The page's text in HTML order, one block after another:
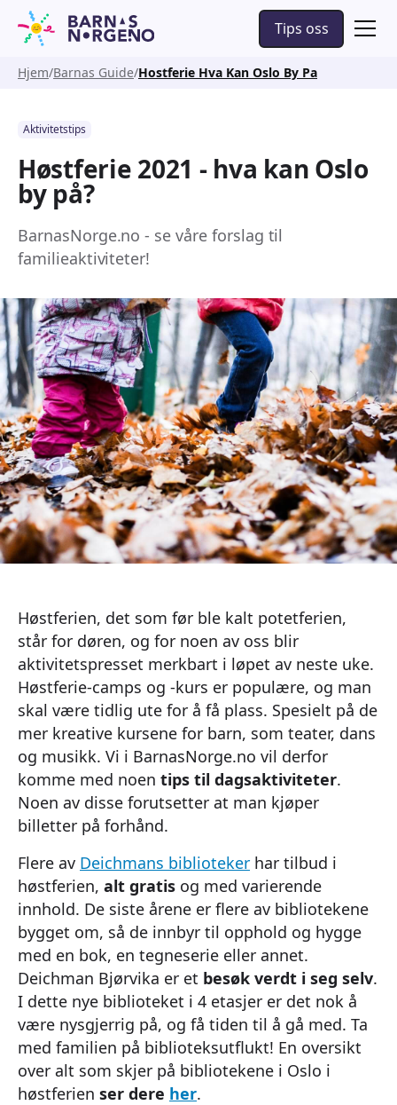
Tips oss
Hjem Barnas Guide Hostferie Hva Kan Oslo By Pa
Aktivitetstips
Høstferie 2021 - hva kan Oslo
by på?
BarnasNorge.no - se våre forslag til
familieaktiviteter!
Høstferien, det som før ble kalt potetferien,
står for døren, og for noen av oss blir
aktivitetspresset merkbart i løpet av neste uke.
Høstferie-camps og -kurs er populære, og man
skal være tidlig ute for å få plass. Spesielt på de
mer kreative kursene for barn, som teater, dans
og musikk. Vi i BarnasNorge.no vil derfor
komme med noen tips til dagsaktiviteter.
Noen av disse forutsetter at man kjøper
billetter på forhånd.
Flere av Deichmans biblioteker har tilbud i
høstferien, alt gratis og med varierende
innhold. De siste årene er flere av bibliotekene
bygget om, så de innbyr til opphold og hygge
med en bok, en tegneserie eller annet.
Deichman Bjørvika er et besøk verdt i seg selv.
I dette nye biblioteket i 4 etasjer er det nok å
være nysgjerrig på, og få tiden til å gå med. Ta
med familien på biblioteksutflukt! En oversikt
over alt som skjer på bibliotekene i Oslo i
høstferien ser dere her.